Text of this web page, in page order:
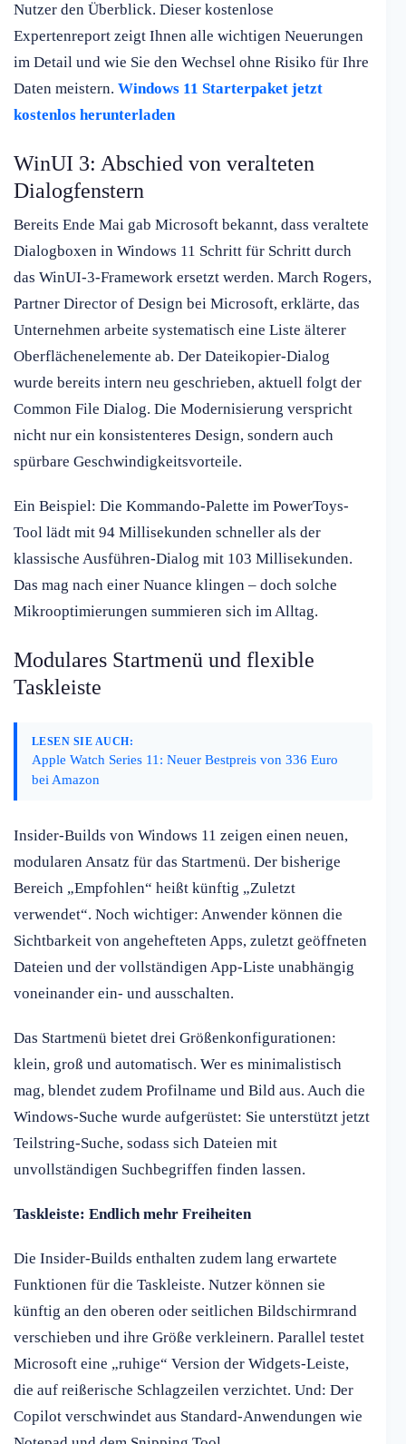
Nutzer den Überblick. Dieser kostenlose
Expertenreport zeigt Ihnen alle wichtigen Neuerungen
im Detail und wie Sie den Wechsel ohne Risiko für Ihre
Daten meistern. Windows 11 Starterpaket jetzt
kostenlos herunterladen
WinUI 3: Abschied von veralteten
Dialogfenstern
Bereits Ende Mai gab Microsoft bekannt, dass veraltete
Dialogboxen in Windows 11 Schritt für Schritt durch
das WinUI-3-Framework ersetzt werden. March Rogers,
Partner Director of Design bei Microsoft, erklärte, das
Unternehmen arbeite systematisch eine Liste älterer
Oberflächenelemente ab. Der Dateikopier-Dialog
wurde bereits intern neu geschrieben, aktuell folgt der
Common File Dialog. Die Modernisierung verspricht
nicht nur ein konsistenteres Design, sondern auch
spürbare Geschwindigkeitsvorteile.
Ein Beispiel: Die Kommando-Palette im PowerToys-
Tool lädt mit 94 Millisekunden schneller als der
klassische Ausführen-Dialog mit 103 Millisekunden.
Das mag nach einer Nuance klingen – doch solche
Mikrooptimierungen summieren sich im Alltag.
Modulares Startmenü und flexible
Taskleiste
LESEN SIE AUCH:
Apple Watch Series 11: Neuer Bestpreis von 336 Euro
bei Amazon
Insider-Builds von Windows 11 zeigen einen neuen,
modularen Ansatz für das Startmenü. Der bisherige
Bereich „Empfohlen“ heißt künftig „Zuletzt
verwendet“. Noch wichtiger: Anwender können die
Sichtbarkeit von angehefteten Apps, zuletzt geöffneten
Dateien und der vollständigen App-Liste unabhängig
voneinander ein- und ausschalten.
Das Startmenü bietet drei Größenkonfigurationen:
klein, groß und automatisch. Wer es minimalistisch
mag, blendet zudem Profilname und Bild aus. Auch die
Windows-Suche wurde aufgerüstet: Sie unterstützt jetzt
Teilstring-Suche, sodass sich Dateien mit
unvollständigen Suchbegriffen finden lassen.
Taskleiste: Endlich mehr Freiheiten
Die Insider-Builds enthalten zudem lang erwartete
Funktionen für die Taskleiste. Nutzer können sie
künftig an den oberen oder seitlichen Bildschirmrand
verschieben und ihre Größe verkleinern. Parallel testet
Microsoft eine „ruhige“ Version der Widgets-Leiste,
die auf reißerische Schlagzeilen verzichtet. Und: Der
Copilot verschwindet aus Standard-Anwendungen wie